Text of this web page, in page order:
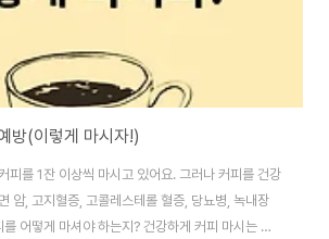
방(이렇게 마시자!)
피를 1잔 이상씩 마시고 있어요. 그러나 커피를 건강
암, 고지혈증, 고콜레스테롤 혈증, 당뇨병, 녹내장
어떻게 마셔야 하는지? 건강하게 커피 마시는 팁